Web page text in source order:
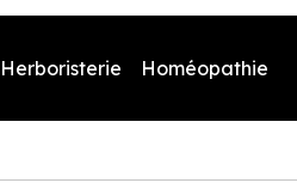
Herboristerie Homéopathie